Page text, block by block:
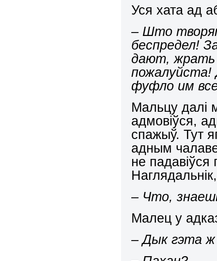
Уся хата ад
– Што
беспредел!
дают, жрать
пожалуйста!
фуфло им
Мальцу далі
адмовіўся,
спажыў. Тут
адным
не падавіўся
– Что,
Малец у
–Дыкгэта ж